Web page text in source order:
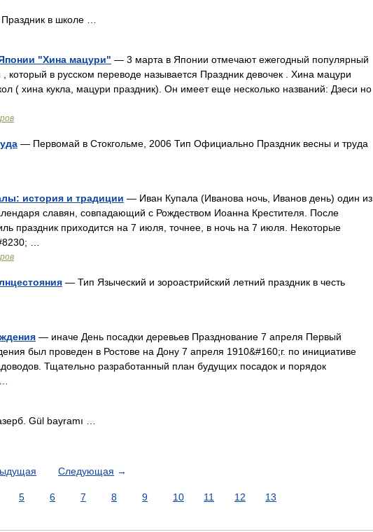
в школе …
"Хина мацури" — 3 марта в Японии отмечают ежегодный популярный
который в русском переводе называется Праздник девочек . Хина мацури
( хина кукла, мацури праздник). Он имеет еще несколько названий: Дзеси но
— Первомай в Стокгольме, 2006 Тип Официально Праздник весны и труда
история и традиции — Иван Купала (Иванова ночь, Иванов день) один из
славян, совпадающий с Рождеством Иоанна Крестителя. После
праздник приходится на 7 июля, точнее, в ночь на 7 июля. Некоторые
…
— Тип Языческий и зороастрийский летний праздник в честь
— иначе День посадки деревьев Празднование 7 апреля Первый
был проведен в Ростове на Дону 7 апреля 1910&#160;г. по инициативе
Тщательно разработанный план будущих посадок и порядок
Gül bayramı …
Следующая →
5 6 7 8 9 10 11 12 13